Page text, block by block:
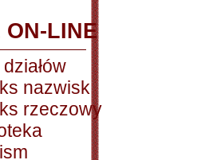
ON-LINE
nazwisk
rzeczowy